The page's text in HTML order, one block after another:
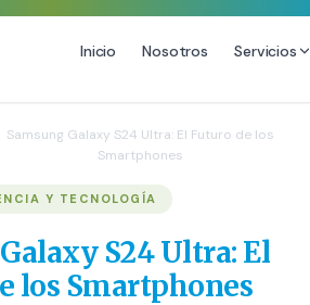
Inicio Nosotros Servicios
Producción de Videos
Samsung Galaxy S24 Ultra: El Futuro de los
Smartphones
Y TECNOLOGÍA
S24 Ultra: El
los Smartphones